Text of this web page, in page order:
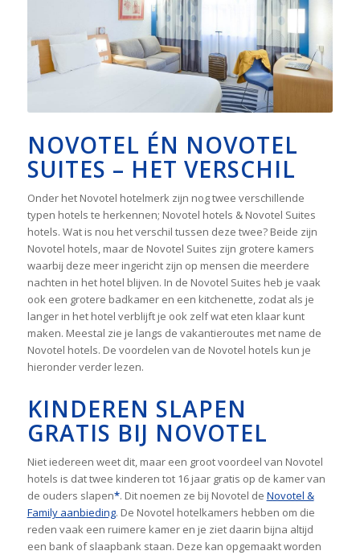
NOVOTEL ÉN NOVOTEL
SUITES – HET VERSCHIL
Onder het Novotel hotelmerk zijn nog twee verschillende
typen hotels te herkennen; Novotel hotels & Novotel Suites
hotels. Wat is nou het verschil tussen deze twee? Beide zijn
Novotel hotels, maar de Novotel Suites zijn grotere kamers
waarbij deze meer ingericht zijn op mensen die meerdere
nachten in het hotel blijven. In de Novotel Suites heb je vaak
ook een grotere badkamer en een kitchenette, zodat als je
langer in het hotel verblijft je ook zelf wat eten klaar kunt
maken. Meestal zie je langs de vakantieroutes met name de
Novotel hotels. De voordelen van de Novotel hotels kun je
hieronder verder lezen.
KINDEREN SLAPEN
GRATIS BIJ NOVOTEL
Niet iedereen weet dit, maar een groot voordeel van Novotel
hotels is dat twee kinderen tot 16 jaar gratis op de kamer van
de ouders slapen*. Dit noemen ze bij Novotel de Novotel &
Family aanbieding. De Novotel hotelkamers hebben om die
reden vaak een ruimere kamer en je ziet daarin bijna altijd
een bank of slaapbank staan. Deze kan opgemaakt worden